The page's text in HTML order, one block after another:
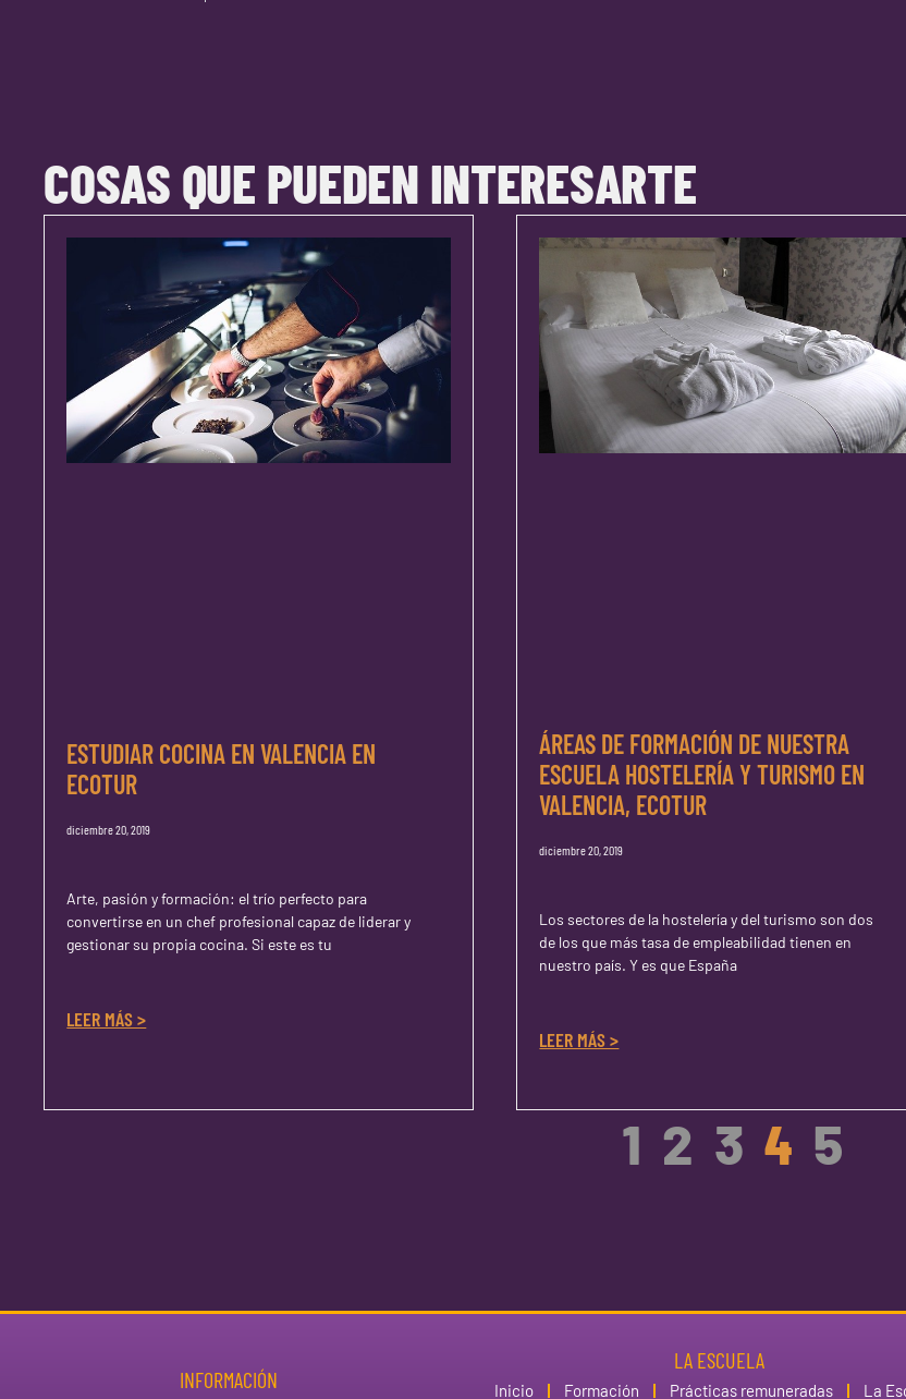
COSAS QUE PUEDEN INTERESARTE
ESTUDIAR COCINA EN VALENCIA EN
ECOTUR
diciembre 20, 2019
Arte, pasión y formación: el trío perfecto para
convertirse en un chef profesional capaz de liderar y
gestionar su propia cocina. Si este es tu
LEER MÁS >
ÁREAS DE FORMACIÓN DE NUESTRA
ESCUELA HOSTELERÍA Y TURISMO EN
VALENCIA, ECOTUR
diciembre 20, 2019
Los sectores de la hostelería y del turismo son dos
de los que más tasa de empleabilidad tienen en
nuestro país. Y es que España
LEER MÁS >
1 2 3 4 5
INFORMACIÓN
LA ESCUELA
Inicio Formación Prácticas remuneradas La